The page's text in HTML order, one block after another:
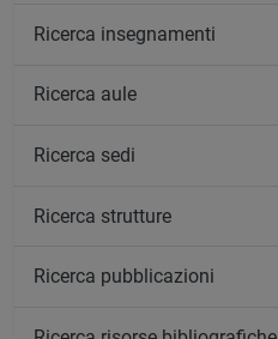
Ricerca insegnamenti
Ricerca aule
Ricerca sedi
Ricerca strutture
Ricerca pubblicazioni